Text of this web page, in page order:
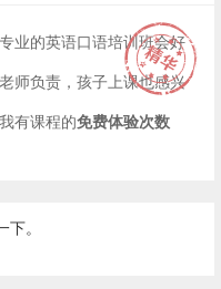
业的英语口语培训班会好
师负责，孩子上课也感兴
有课程的免费体验次数
。